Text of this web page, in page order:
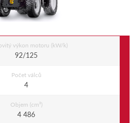
výkon motoru (kW/k)
92/125
Počet válců
4
Objem (cm³)
4 486